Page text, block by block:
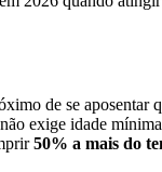
de se aposentar
exige idade
50% a mais do